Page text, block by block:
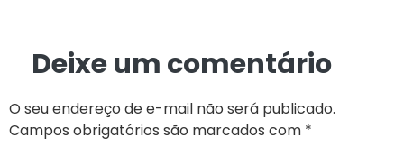
Deixe um comentário
O seu endereço de e-mail não será publicado.
Campos obrigatórios são marcados com *